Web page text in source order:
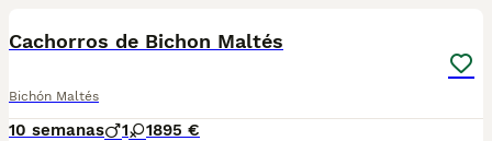
Cachorros de Bichon Maltés
Bichón Maltés
10 semanas 1 1895 €